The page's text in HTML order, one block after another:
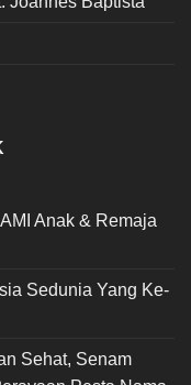
Anak & Remaja
Sedunia Yang Ke-
Sehat, Senam